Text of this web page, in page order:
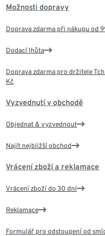
Možnosti dopravy
Doprava zdarma při nákupu od
Dodací lhůta
Doprava zdarma pro držitele
Kč
Vyzvednutí v obchodě
Objednat & vyzvednout
Najít nejbližší obchod
Vrácení zboží a reklamace
Vrácení zboží do 30 dní
Reklamace
Formulář pro odstoupení od